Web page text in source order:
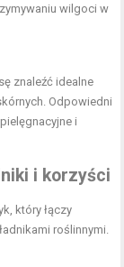
wilgoci w
znaleźć idealne
Odpowiedni
i
i korzyści
który łączy
roślinnymi.